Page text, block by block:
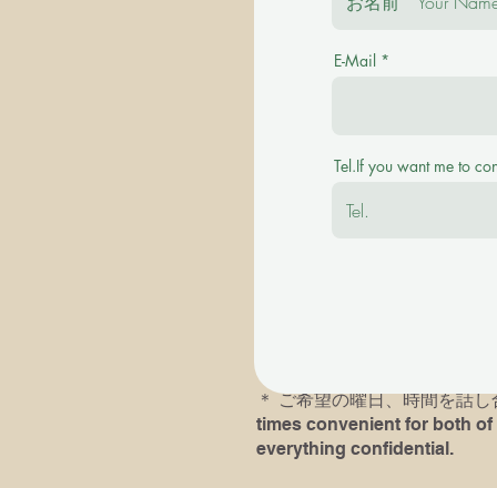
＊その後に有料の体験レッ
available with a fee.
す。If you or your child(
＊​ ご希望の曜日、時間を話
times convenient for both of
everything confidential.
E-Mail
Tel.If you want me to